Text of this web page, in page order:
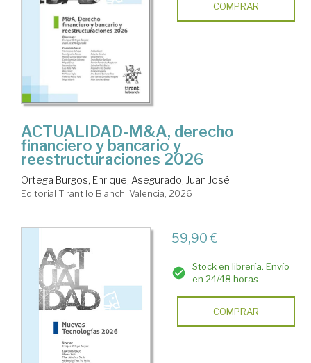
COMPRAR
ACTUALIDAD-M&A, derecho
financiero y bancario y
reestructuraciones 2026
Ortega Burgos, Enrique; Asegurado, Juan José
Editorial Tirant lo Blanch. Valencia, 2026
59,90 €
Stock en librería. Envío
en 24/48 horas
COMPRAR